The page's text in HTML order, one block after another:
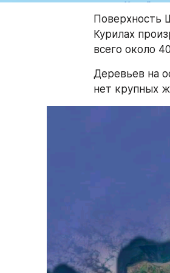
Поверхность
Курилах
всего около
Деревьев на
нет крупных